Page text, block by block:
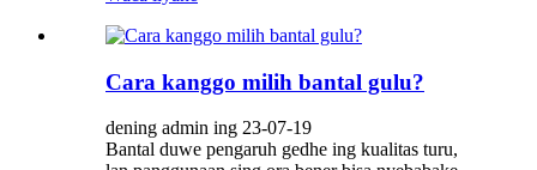
Cara kanggo milih bantal gulu?
dening admin ing 23-07-19
Bantal duwe pengaruh gedhe ing kualitas turu,